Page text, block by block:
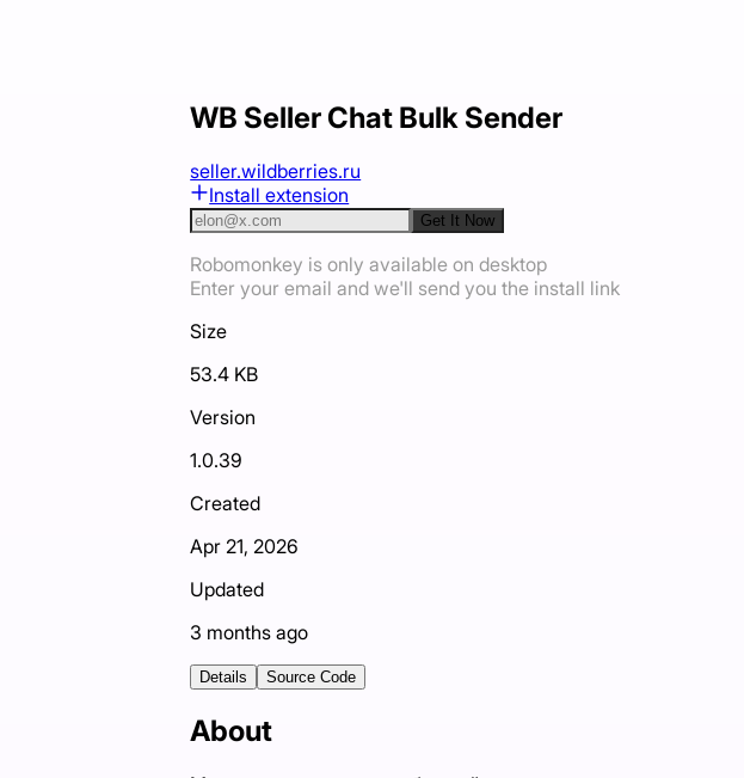
WB Seller Chat Bulk Sender
seller.wildberries.ru
Install extension
Get It Now
Robomonkey is only available on desktop
Enter your email and we'll send you the install link
Size
53.4 KB
Version
1.0.39
Created
Apr 21, 2026
Updated
3 months ago
Details Source Code
About